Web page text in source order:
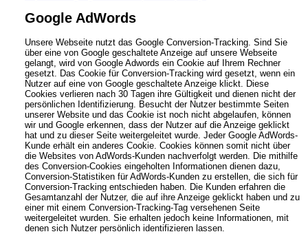
Google AdWords
Unsere Webseite nutzt das Google Conversion-Tracking. Sind Sie
über eine von Google geschaltete Anzeige auf unsere Webseite
gelangt, wird von Google Adwords ein Cookie auf Ihrem Rechner
gesetzt. Das Cookie für Conversion-Tracking wird gesetzt, wenn ein
Nutzer auf eine von Google geschaltete Anzeige klickt. Diese
Cookies verlieren nach 30 Tagen ihre Gültigkeit und dienen nicht der
persönlichen Identifizierung. Besucht der Nutzer bestimmte Seiten
unserer Website und das Cookie ist noch nicht abgelaufen, können
wir und Google erkennen, dass der Nutzer auf die Anzeige geklickt
hat und zu dieser Seite weitergeleitet wurde. Jeder Google AdWords-
Kunde erhält ein anderes Cookie. Cookies können somit nicht über
die Websites von AdWords-Kunden nachverfolgt werden. Die mithilfe
des Conversion-Cookies eingeholten Informationen dienen dazu,
Conversion-Statistiken für AdWords-Kunden zu erstellen, die sich für
Conversion-Tracking entschieden haben. Die Kunden erfahren die
Gesamtanzahl der Nutzer, die auf ihre Anzeige geklickt haben und zu
einer mit einem Conversion-Tracking-Tag versehenen Seite
weitergeleitet wurden. Sie erhalten jedoch keine Informationen, mit
denen sich Nutzer persönlich identifizieren lassen.